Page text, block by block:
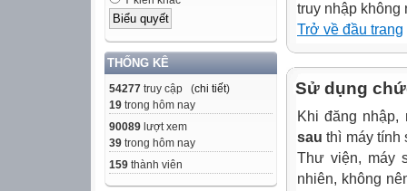
THỐNG KÊ
54277 truy cập (chi tiết)
19 trong hôm nay
90089 lượt xem
39 trong hôm nay
159 thành viên
truy nhập không
Trở về đầu trang
Sử dụng
Khi đăng
sau thì máy tính
Thư viện, máy
nhiên, không